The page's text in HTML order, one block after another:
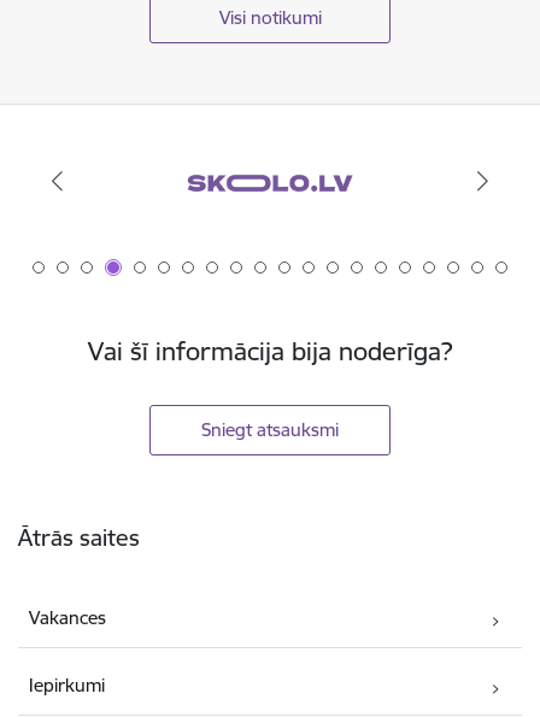
Visi notikumi
Vai šī informācija bija noderīga?
Sniegt atsauksmi
Ātrās saites
Vakances
Iepirkumi